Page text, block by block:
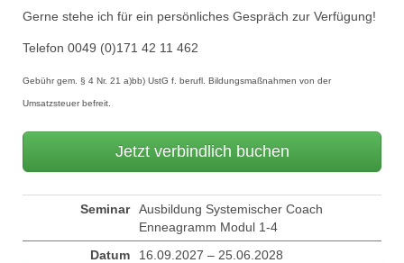
Gerne stehe ich für ein persönliches Gespräch zur Verfügung!
Telefon 0049 (0)171 42 11 462
Gebühr gem. § 4 Nr. 21 a)bb) UstG f. berufl. Bildungsmaßnahmen von der
Umsatzsteuer befreit.
Jetzt verbindlich buchen
Seminar
Ausbildung Systemischer Coach
Enneagramm Modul 1-4
Datum
16.09.2027 – 25.06.2028